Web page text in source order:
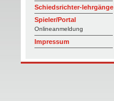
Schiedsrichter-lehrgänge
Spieler/Portal
Onlineanmeldung
Impressum